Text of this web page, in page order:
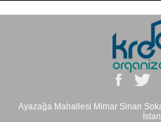
Ayazağa Mahallesi Mimar Sinan